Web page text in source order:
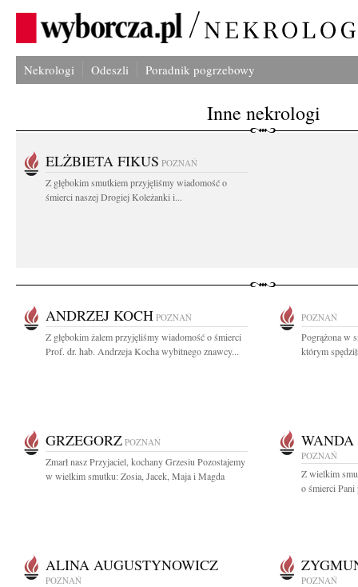
Nekrologi Odeszli Poradnik pogrzebowy
Inne nekrologi
ELŻBIETA FIKUS POZNAŃ
Z głębokim smutkiem przyjęliśmy wiadomość o
śmierci naszej Drogiej Koleżanki i...
ANDRZEJ KOCH POZNAŃ
Z głębokim żalem przyjęliśmy wiadomość o śmierci
Prof. dr. hab. Andrzeja Kocha wybitnego znawcy...
POZNAŃ
Pogrążona w
którym
GRZEGORZ POZNAŃ
Zmarł nasz Przyjaciel, kochany Grzesiu Pozostajemy
w wielkim smutku: Zosia, Jacek, Maja i Magda
POZNAŃ
Z wielkim
o śmierci
ALINA AUGUSTYNOWICZ
POZNAŃ POZNAŃ